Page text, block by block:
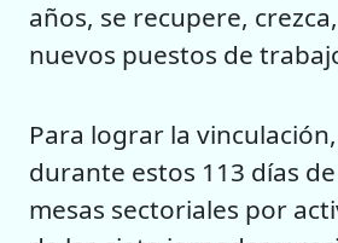
años, se recupere,
nuevos puestos de
Para lograr la
durante estos 113 días
mesas sectoriales por